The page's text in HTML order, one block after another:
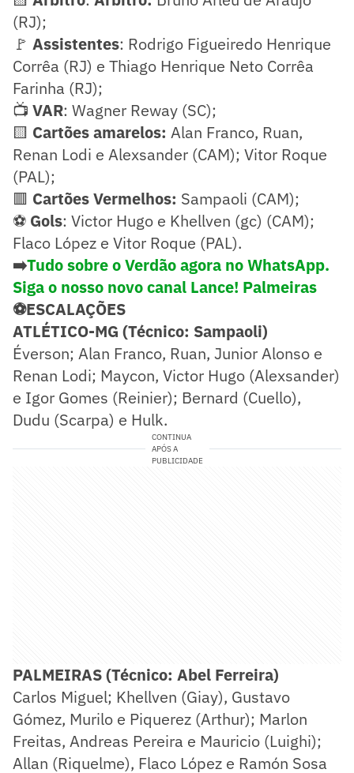
(RJ);
🚩 Assistentes: Rodrigo Figueiredo Henrique
Corrêa (RJ) e Thiago Henrique Neto Corrêa
Farinha (RJ);
📺 VAR: Wagner Reway (SC);
🟨 Cartões amarelos: Alan Franco, Ruan,
Renan Lodi e Alexsander (CAM); Vitor Roque
(PAL);
🟥 Cartões Vermelhos: Sampaoli (CAM);
⚽ Gols: Victor Hugo e Khellven (gc) (CAM);
Flaco López e Vitor Roque (PAL).
➡️Tudo sobre o Verdão agora no WhatsApp.
Siga o nosso novo canal Lance! Palmeiras
⚽ESCALAÇÕES
ATLÉTICO-MG (Técnico: Sampaoli)
Éverson; Alan Franco, Ruan, Junior Alonso e
Renan Lodi; Maycon, Victor Hugo (Alexsander)
e Igor Gomes (Reinier); Bernard (Cuello),
Dudu (Scarpa) e Hulk.
CONTINUA
APÓS A
PUBLICIDADE
PALMEIRAS (Técnico: Abel Ferreira)
Carlos Miguel; Khellven (Giay), Gustavo
Gómez, Murilo e Piquerez (Arthur); Marlon
Freitas, Andreas Pereira e Mauricio (Luighi);
Allan (Riquelme), Flaco López e Ramón Sosa